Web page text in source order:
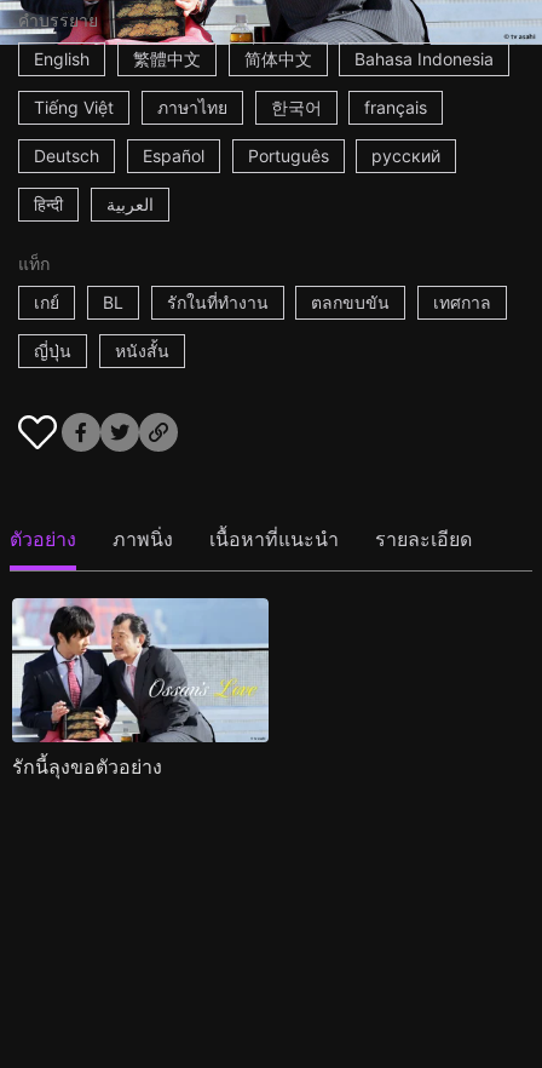
คำบรรยาย
English
繁體中文 简体中文 Bahasa Indonesia
Tiếng Việt ภาษาไทย 한국어 français
Deutsch Español Português русский
हिन्दी العربية
แท็ก
เกย์
BL รักในที่ทำงาน ตลกขบขัน เทศกาล
ญี่ปุ่น หนังสั้น
ตัวอย่าง ภาพนิ่ง เนื้อหาที่แนะนำ รายละเอียด
รักนี้ลุงขอตัวอย่าง